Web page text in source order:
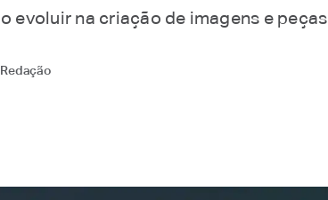
evoluir na criação de imagens e peças
Redação